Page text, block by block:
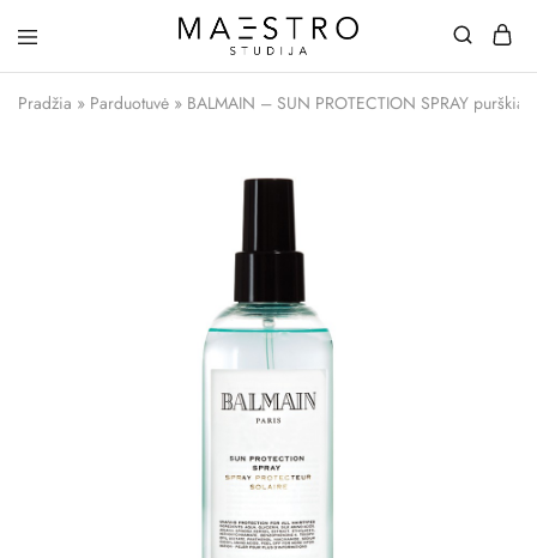
Studija
Pradžia » Parduotuvė » BALMAIN – SUN PROTECTION SPRAY